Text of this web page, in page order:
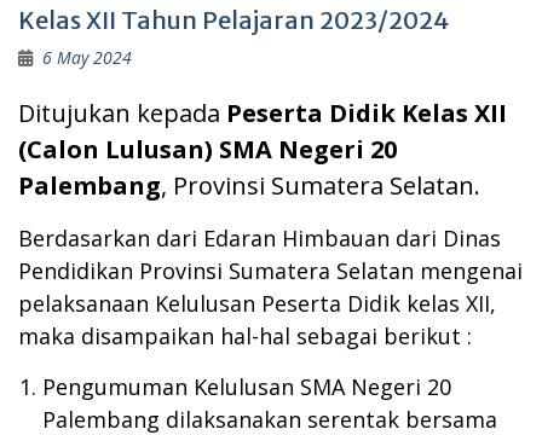
Kelas XII Tahun Pelajaran 2023/2024
6 May 2024
Ditujukan kepada Peserta Didik Kelas XII
(Calon Lulusan) SMA Negeri 20
Palembang, Provinsi Sumatera Selatan.
Berdasarkan dari Edaran Himbauan dari Dinas
Pendidikan Provinsi Sumatera Selatan mengenai
pelaksanaan Kelulusan Peserta Didik kelas XII,
maka disampaikan hal-hal sebagai berikut :
Pengumuman Kelulusan SMA Negeri 20
Palembang dilaksanakan serentak bersama